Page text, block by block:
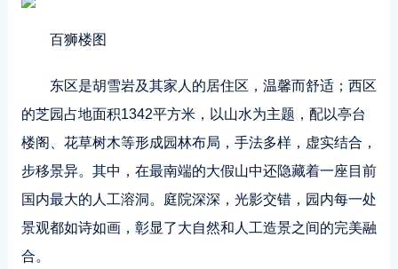
百狮楼图
东区是胡雪岩及其家人的居住区，温馨而舒适；西区
的芝园占地面积1342平方米，以山水为主题，配以亭台
楼阁、花草树木等形成园林布局，手法多样，虚实结合，
步移景异。其中，在最南端的大假山中还隐藏着一座目前
国内最大的人工溶洞。庭院深深，光影交错，园内每一处
景观都如诗如画，彰显了大自然和人工造景之间的完美融
合。